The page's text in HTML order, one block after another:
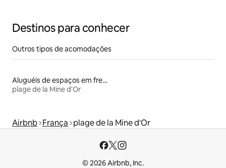
Destinos para conhecer
Outros tipos de acomodações
Aluguéis de espaços em frente à praia
plage de la Mine d'Or
Airbnb França plage de la Mine d'Or
© 2026 Airbnb, Inc.